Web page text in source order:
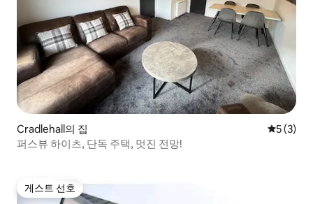
Cradlehall의 집 평점 5점
5 (3)
퍼스뷰 하이츠, 단독 주택, 멋진 전망!
게스트 선호
게스트 선호